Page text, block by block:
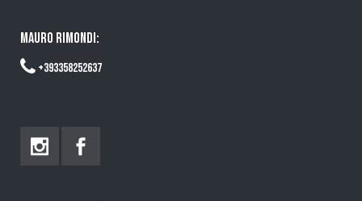
MAURO RIMONDI:
+393358252637